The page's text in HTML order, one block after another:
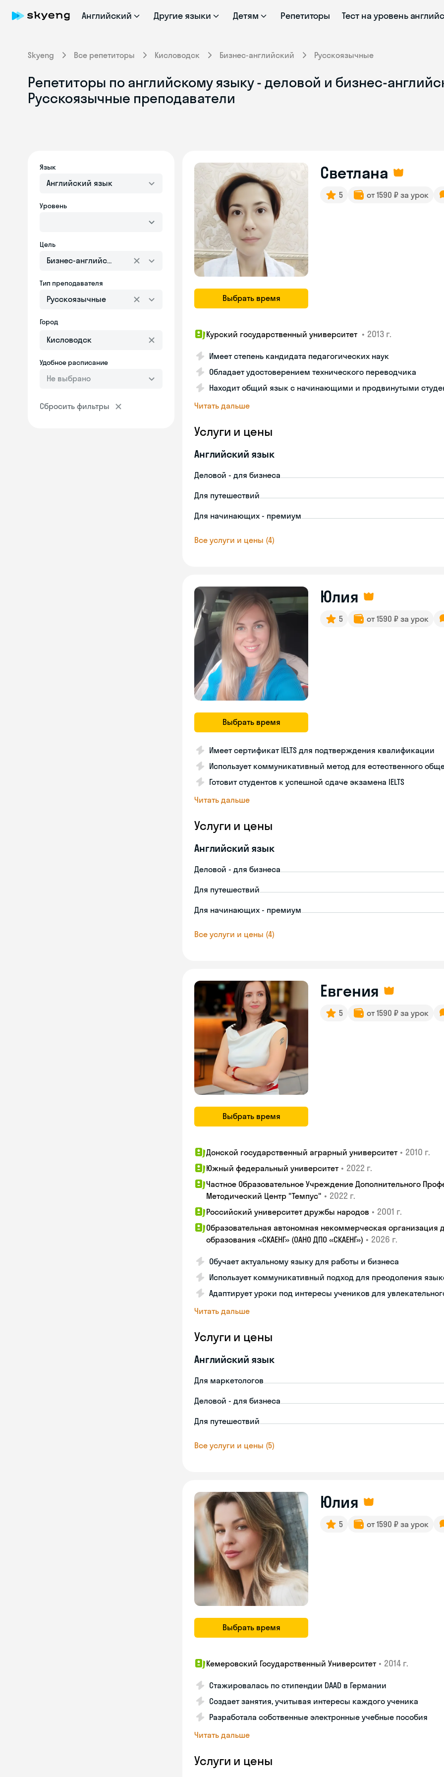
Английский Другие языки Детям Репетиторы Тест на уровень
Skyeng Все репетиторы Кисловодск Бизнес-английский Русскоязычные
Репетиторы по английскому языку - деловой и бизнес-
Русскоязычные преподаватели
Язык
Английский язык
Уровень
Цель
Бизнес-английский
Тип преподавателя
Русскоязычные
Город
Удобное расписание
Не выбрано
Сбросить фильтры
Выбрать время
Светлана
5 от 1590 ₽ за урок
Курский государственный университет • 2013 г.
Имеет степень кандидата педагогических наук
Обладает удостоверением технического переводчика
Находит общий язык с начинающими и продвинутыми
Читать дальше
Услуги и цены
Английский язык
Деловой - для бизнеса
Для путешествий
Для начинающих - премиум
Все услуги и цены (4)
Выбрать время
Юлия
5 от 1590 ₽ за урок
Имеет сертификат IELTS для подтверждения квалификации
Использует коммуникативный метод для естественного
Готовит студентов к успешной сдаче экзамена IELTS
Читать дальше
Услуги и цены
Английский язык
Деловой - для бизнеса
Для путешествий
Для начинающих - премиум
Все услуги и цены (4)
Выбрать время
Евгения
5 от 1590 ₽ за урок
Донской государственный аграрный университет • 2010 г.
Южный федеральный университет • 2022 г.
Частное Образовательное Учреждение Дополнительного
Методический Центр "Темпус" • 2022 г.
Российский университет дружбы народов • 2001 г.
Образовательная автономная некоммерческая организация
образования «СКАЕНГ» (ОАНО ДПО «СКАЕНГ») • 2026 г.
Обучает актуальному языку для работы и бизнеса
Использует коммуникативный подход для преодоления
Адаптирует уроки под интересы учеников для
Читать дальше
Услуги и цены
Английский язык
Для маркетологов
Деловой - для бизнеса
Для путешествий
Все услуги и цены (5)
Выбрать время
Юлия
5 от 1590 ₽ за урок
Кемеровский Государственный Университет • 2014 г.
Стажировалась по стипендии DAAD в Германии
Создает занятия, учитывая интересы каждого ученика
Разработала собственные электронные учебные пособия
Читать дальше
Услуги и цены